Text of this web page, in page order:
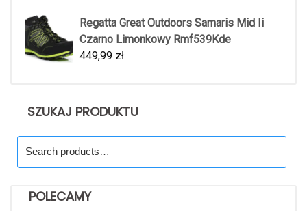
Regatta Great Outdoors Samaris Mid Ii
Czarno Limonkowy Rmf539Kde
449,99 zł
SZUKAJ PRODUKTU
for:
POLECAMY